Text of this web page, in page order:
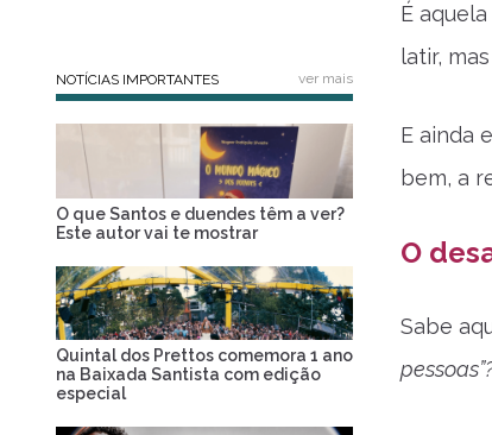
É
latir,
E ainda
bem, a
O
Sabe
NOTÍCIAS IMPORTANTES ver mais
O que Santos e duendes têm a ver?
Este autor vai te mostrar
Quintal dos Prettos comemora 1 ano
na Baixada Santista com edição
especial